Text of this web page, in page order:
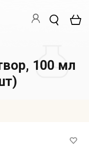
100 мл